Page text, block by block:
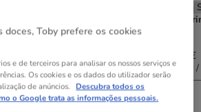
g
/ kg)
100 g
(9.40€ / kg)
48
Sem
43.72€
(9.11€
por kg
doces, Toby prefere os cookies
e de terceiros para analisar os nossos serviços e
Os cookies e os dados do utilizador serão
de anúncios. Descubra todos os
o Google trata as informações pessoais.